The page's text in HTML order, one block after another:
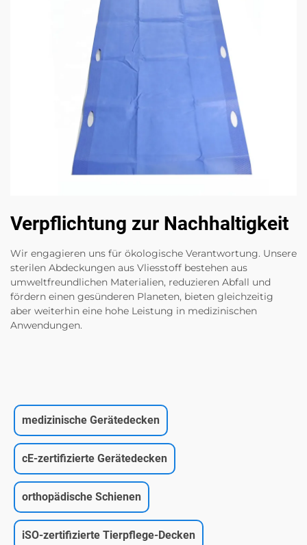
Verpflichtung zur Nachhaltigkeit
Wir engagieren uns für ökologische Verantwortung. Unsere
sterilen Abdeckungen aus Vliesstoff bestehen aus
umweltfreundlichen Materialien, reduzieren Abfall und
fördern einen gesünderen Planeten, bieten gleichzeitig
aber weiterhin eine hohe Leistung in medizinischen
Anwendungen.
medizinische Gerätedecken
cE-zertifizierte Gerätedecken
orthopädische Schienen
iSO-zertifizierte Tierpflege-Decken